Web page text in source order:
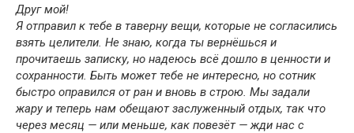
Друг мой!
Я отправил к тебе в таверну вещи, которые не согласились
взять целители. Не знаю, когда ты вернёшься и
прочитаешь записку, но надеюсь всё дошло в ценности и
сохранности. Быть может тебе не интересно, но сотник
быстро оправился от ран и вновь в строю. Мы задали
жару и теперь нам обещают заслуженный отдых, так что
через месяц — или меньше, как повезёт — жди нас с